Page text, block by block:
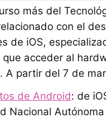
más del
con el
de iOS,
acceder al
A partir del 7 de
de Android: de
Nacional